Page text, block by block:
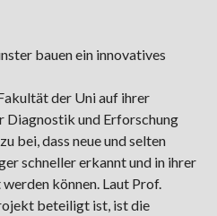
bauen ein innovatives
der Uni auf ihrer
Diagnostik und Erforschung
bei, dass neue und selten
schneller erkannt und in ihrer
können. Laut Prof.
beteiligt ist, ist die